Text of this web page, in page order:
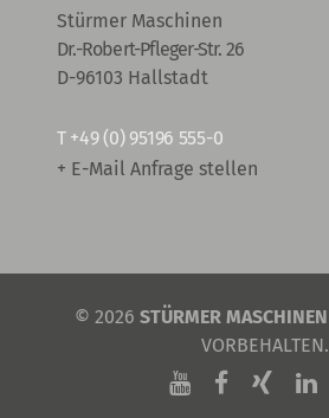
Stürmer Maschinen
Dr.-Robert-Pfleger-Str. 26
D-96103 Hallstadt
T +49 (0) 95196 555-0
+ E-Mail Anfrage stellen
© 2026 STÜRMER MASCHINEN
VORBEHALTEN.